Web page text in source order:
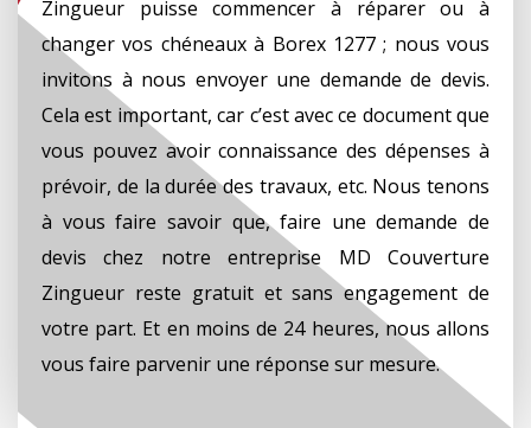
Zingueur puisse commencer à réparer ou à
changer vos chéneaux à Borex 1277 ; nous vous
invitons à nous envoyer une demande de devis.
Cela est important, car c’est avec ce document que
vous pouvez avoir connaissance des dépenses à
prévoir, de la durée des travaux, etc. Nous tenons
à vous faire savoir que, faire une demande de
devis chez notre entreprise MD Couverture
Zingueur reste gratuit et sans engagement de
votre part. Et en moins de 24 heures, nous allons
vous faire parvenir une réponse sur mesure.